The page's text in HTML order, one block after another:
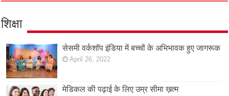
शिक्षा
सेसमी वर्कशॉप इंडिया में बच्चों के अभिभावक हुए जागरूक
April 26, 2022
मेडिकल की पढ़ाई के लिए उम्र सीमा ख़त्म